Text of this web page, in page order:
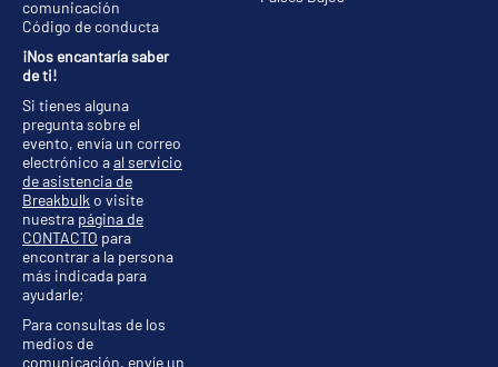
comunicación
Código de conducta
¡Nos encantaría saber
de ti!
Si tienes alguna
pregunta sobre el
evento, envía un correo
electrónico aal servicio
de asistencia de
Breakbulk o visite
nuestra página de
CONTACTO para
encontrar a la persona
más indicada para
ayudarle;
Para consultas de los
medios de
comunicación, envíe un